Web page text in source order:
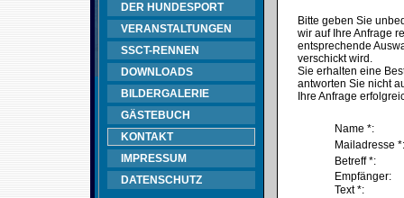
DER HUNDESPORT
VERANSTALTUNGEN
SSCT-RENNEN
DOWNLOADS
BILDERGALERIE
GÄSTEBUCH
KONTAKT
IMPRESSUM
DATENSCHUTZ
Bitte geben Sie
wir auf Ihre Anfrage
entsprechende
verschickt wird.
Sie erhalten eine
antworten Sie nicht
Ihre Anfrage
Name *:
Mailadresse *:
Betreff *:
Empfänger:
Text *: